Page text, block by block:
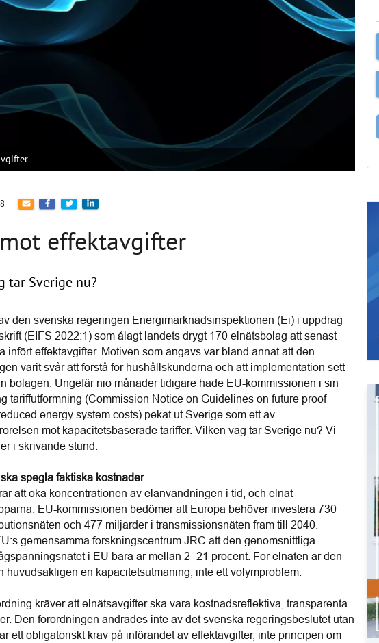
effektavgifter
tar Sverige nu?
den svenska regeringen Energimarknadsinspektionen (Ei) i uppdrag
(EIFS 2022:1) som ålagt landets drygt 170 elnätsbolag att senast
infört effektavgifter. Motiven som angavs var bland annat att den
varit svår att förstå för hushållskunderna och att implementation sett
bolagen. Ungefär nio månader tidigare hade EU-kommissionen i sin
tariffutformning (Commission Notice on Guidelines on future proof
energy system costs) pekat ut Sverige som ett av
mot kapacitetsbaserade tariffer. Vilken väg tar Sverige nu? Vi
i skrivande stund.
spegla faktiska kostnader
att öka koncentrationen av elanvändningen i tid, och elnät
EU-kommissionen bedömer att Europa behöver investera 730
och 477 miljarder i transmissionsnäten fram till 2040.
gemensamma forskningscentrum JRC att den genomsnittliga
i EU bara är mellan 2–21 procent. För elnäten är den
huvudsakligen en kapacitetsutmaning, inte ett volymproblem.
kräver att elnätsavgifter ska vara kostnadsreflektiva, transparenta
Den förordningen ändrades inte av det svenska regeringsbeslutet utan
ett obligatoriskt krav på införandet av effektavgifter, inte principen om